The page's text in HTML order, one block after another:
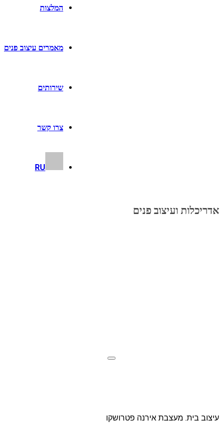
המלצות
מאמרים עיצוב פנים
שירותים
צרו קשר
RU
אדריכלות ועיצוב פנים
עיצוב בית. מעצבת אירנה פטרושקו